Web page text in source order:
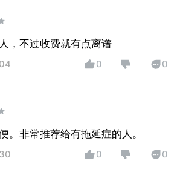
，不过收费就有点离谱
0 0
。非常推荐给有拖延症的人。
0 0